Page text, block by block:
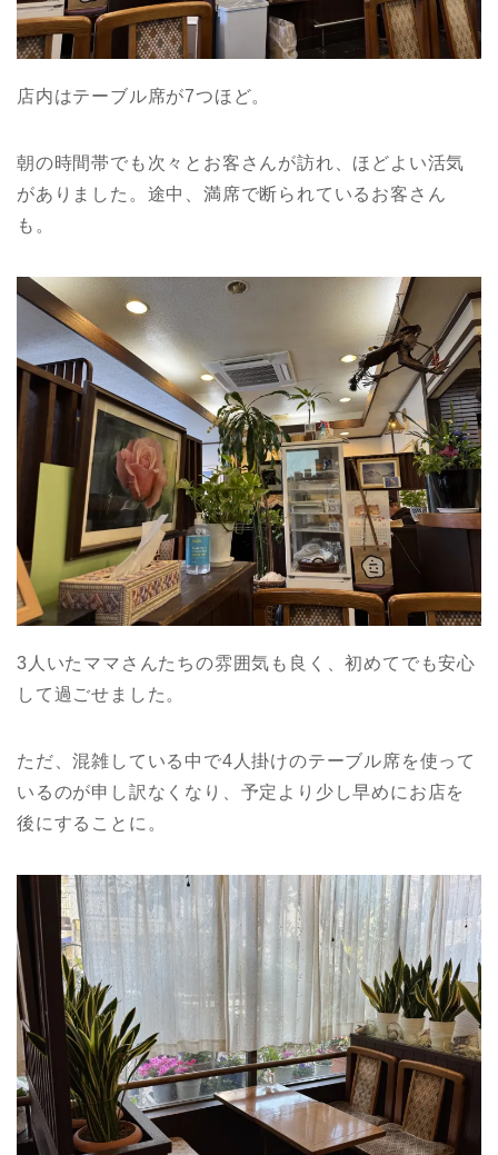
店内はテーブル席が7つほど。
朝の時間帯でも次々とお客さんが訪れ、ほどよい活気
がありました。途中、満席で断られているお客さん
も。
3人いたママさんたちの雰囲気も良く、初めてでも安心
して過ごせました。
ただ、混雑している中で4人掛けのテーブル席を使って
いるのが申し訳なくなり、予定より少し早めにお店を
後にすることに。